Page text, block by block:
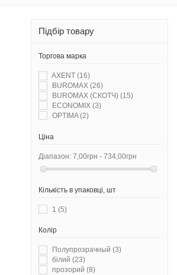
Підбір товару
Торгова марка
AXENT (16)
BUROMAX (26)
BUROMAX (СКОТЧ) (15)
ECONOMIX (3)
OPTIMA(2)
Ціна
Діапазон: 7,00грн - 734,00грн
Кількість в упаковці, шт
1 (5)
Колір
Полупрозрачный (3)
білий (23)
прозорий (8)